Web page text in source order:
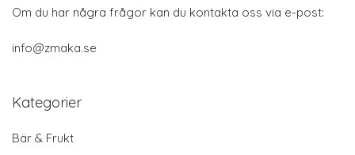
Om du har några frågor kan du kontakta oss via e-post:
info@zmaka.se
Kategorier
Bär & Frukt